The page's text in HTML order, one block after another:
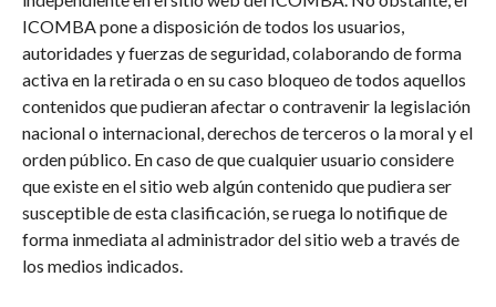
ICOMBA pone a disposición de todos los usuarios,
autoridades y fuerzas de seguridad, colaborando de forma
activa en la retirada o en su caso bloqueo de todos aquellos
contenidos que pudieran afectar o contravenir la legislación
nacional o internacional, derechos de terceros o la moral y el
orden público. En caso de que cualquier usuario considere
que existe en el sitio web algún contenido que pudiera ser
susceptible de esta clasificación, se ruega lo notifique de
forma inmediata al administrador del sitio web a través de
los medios indicados.